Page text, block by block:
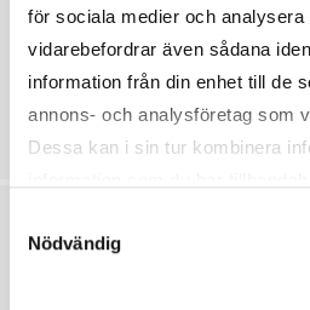
för sociala medier och
vidarebefordrar även sådana
information från din enhet till de
annons- och analysföretag som
Dessa kan i sin tur kombinera
Nödvändig
Självkopierande
6 produkter
Foldrar